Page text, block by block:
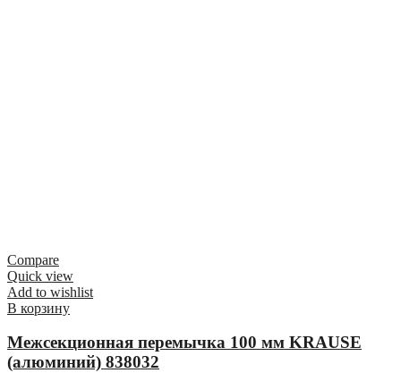
Compare
Quick view
Add to wishlist
В корзину
Межсекционная перемычка 100 мм KRAUSE
(алюминий) 838032